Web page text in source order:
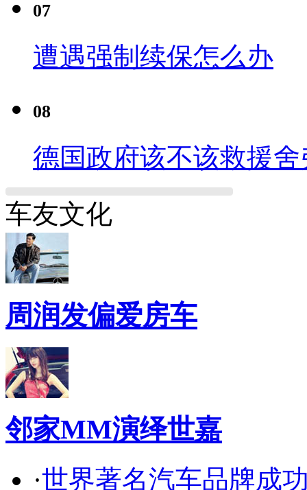
07
遭遇强制续保怎么办
08
德国政府该不该救援舍
车友文化
周润发偏爱房车
邻家MM演绎世嘉
·世界著名汽车品牌成